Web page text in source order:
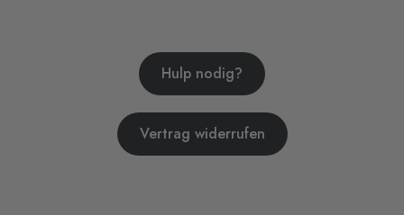
Hulp nodig?
Vertrag widerrufen